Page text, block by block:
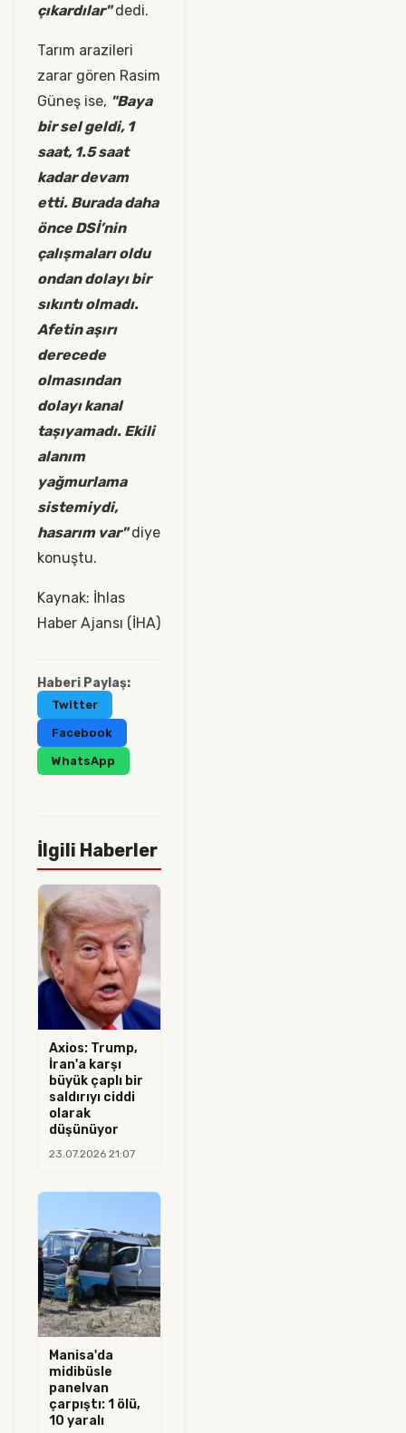
çıkardılar"dedi.
Tarım arazileri
zarar gören Rasim
Güneş ise, "Baya
bir sel geldi, 1
saat, 1.5 saat
kadar devam
etti. Burada daha
önce DSİ’nin
çalışmaları oldu
ondan dolayı bir
sıkıntı olmadı.
Afetin aşırı
derecede
olmasından
dolayı kanal
taşıyamadı. Ekili
alanım
yağmurlama
sistemiydi,
hasarım var"diye
konuştu.
Kaynak: İhlas
Haber Ajansı (İHA)
Haberi Paylaş:
Twitter
Facebook
WhatsApp
İlgili Haberler
Axios: Trump,
İran'a karşı
büyük çaplı bir
saldırıyı ciddi
olarak
düşünüyor
23.07.2026 21:07
Manisa'da
midibüsle
panelvan
çarpıştı: 1 ölü,
10 yaralı